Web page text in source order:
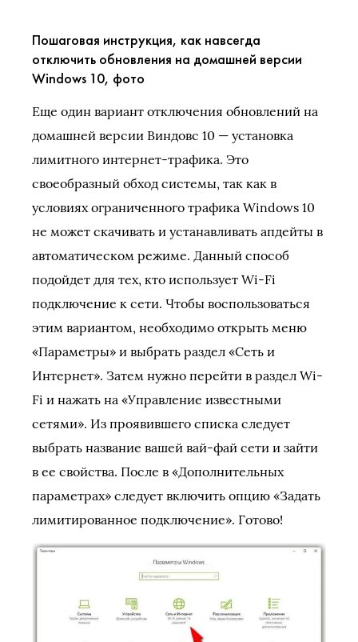
Пошаговая инструкция, как навсегда
отключить обновления на домашней версии
Windows 10, фото
Еще один вариант отключения обновлений на
домашней версии Виндовс 10 — установка
лимитного интернет-трафика. Это
своеобразный обход системы, так как в
условиях ограниченного трафика Windows 10
не может скачивать и устанавливать апдейты в
автоматическом режиме. Данный способ
подойдет для тех, кто использует Wi-Fi
подключение к сети. Чтобы воспользоваться
этим вариантом, необходимо открыть меню
«Параметры» и выбрать раздел «Сеть и
Интернет». Затем нужно перейти в раздел Wi-
Fi и нажать на «Управление известными
сетями». Из проявившего списка следует
выбрать название вашей вай-фай сети и зайти
в ее свойства. После в «Дополнительных
параметрах» следует включить опцию «Задать
лимитированное подключение». Готово!